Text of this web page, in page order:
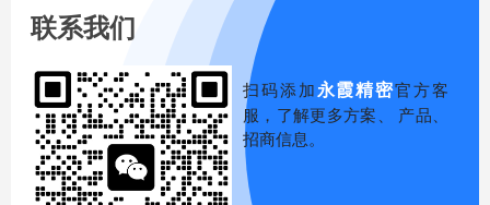
联系我们
扫码添加永霞精密官方客
服，了解更多方案、 产品、
招商信息。